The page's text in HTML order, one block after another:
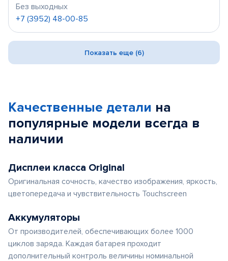
Без выходных
+7 (3952) 48-00-85
Показать еще (6)
Качественные детали на
популярные модели всегда в
наличии
Дисплеи класса Original
Оригинальная сочность, качество изображения, яркость,
цветопередача и чувствительность Touchscreen
Аккумуляторы
От производителей, обеспечивающих более 1000
циклов заряда. Каждая батарея проходит
дополнительный контроль величины номинальной